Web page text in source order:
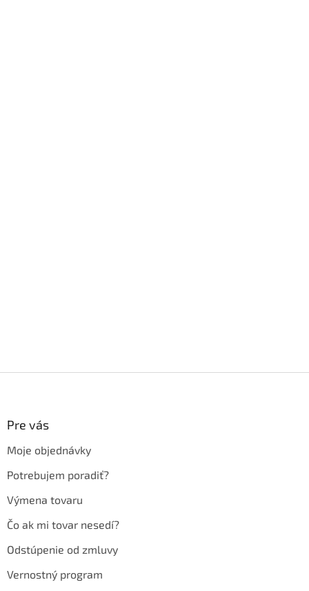
Pre vás
Moje objednávky
Potrebujem poradiť?
Výmena tovaru
Čo ak mi tovar nesedí?
Odstúpenie od zmluvy
Vernostný program